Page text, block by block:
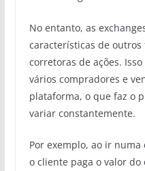
No entanto, as
características de
corretoras de ações.
vários compradores e
plataforma, o que faz o
variar constantemente.
Por exemplo, ao ir
o cliente paga o valor do